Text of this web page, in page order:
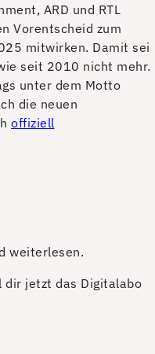
ARD und RTL
Vorentscheid zum
mitwirken. Damit sei
seit 2010 nicht mehr.
unter dem Motto
die neuen
offiziell
weiterlesen.
dir jetzt das Digitalabo